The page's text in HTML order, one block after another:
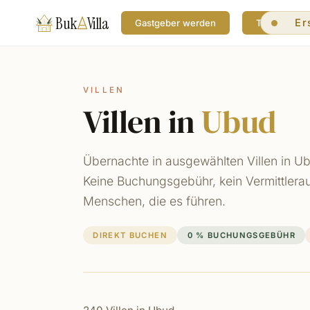
Buk Villa Gastgeber werden Tutorials
Dein
VILLEN
Villen inUbud
Übernachte in ausgewählten Villen in
Keine Buchungsgebühr, kein
Menschen, die es führen.
DIREKT BUCHEN 0 % BUCHUNGSGEBÜHR